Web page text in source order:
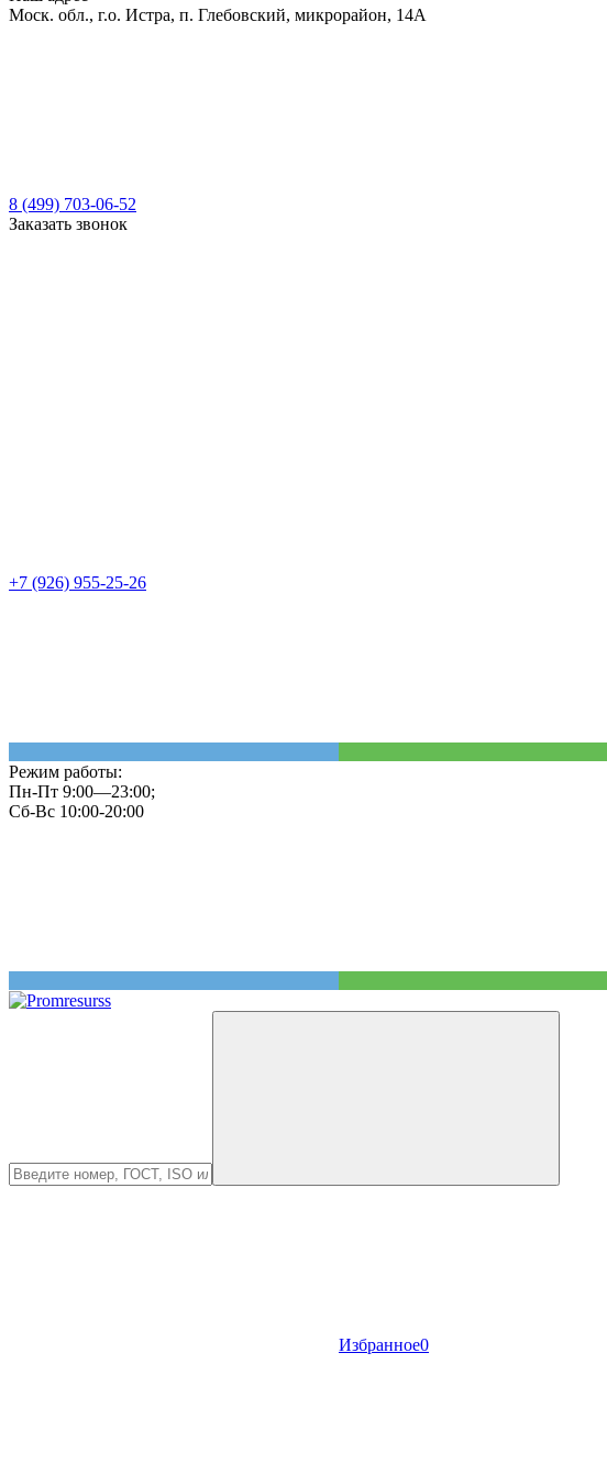
Моск. обл., г.о. Истра, п. Глебовский, микрорайон, 14А
8 (499) 703-06-52
Заказать звонок
+7 (926) 955-25-26
Режим работы:
Пн-Пт 9:00—23:00;
Сб-Вс 10:00-20:00
Избранное0